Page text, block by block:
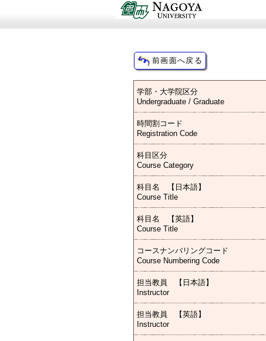
学部・大学院区分
Undergraduate / Graduate
時間割コード
Registration Code
科目区分
Course Category
科目名 【日本語】
Course Title
科目名 【英語】
Course Title
コースナンバリングコード
Course Numbering Code
担当教員 【日本語】
Instructor
担当教員 【英語】
Instructor